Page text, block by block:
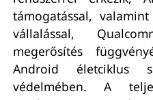
támogatással,
vállalással,
megerősítés
Android életciklus
védelmében. A